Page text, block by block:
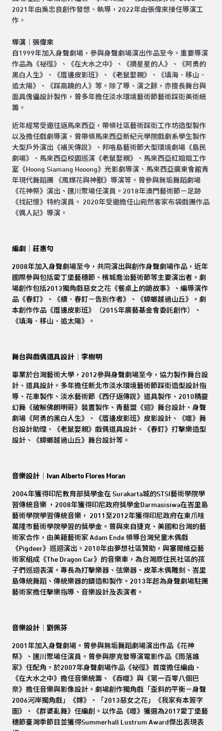
2021年由吳忠良創作發想、執導，2022年由張偉來接任導演工
作。
導演｜張偉來
自1999年加入身聲劇場，參與身聲劇場演出作品至今。重要導演
作品為《祕徑》、《在大水之中》、《摘星星的人》、《阿勇的
黑白人生》、《厝邊皮影班》、《老鼠娶親》、《填海．移山．
追太陽》、《踩高蹺的人》等。除了導、演之餘，亦擅長舞台與
面具傀儡設計製作，曾多年擔任淡水環境藝術節藝術踩街美術統
籌。
近年經常受邀往返馬來西亞，帶領社區藝術踩街工作坊造型製作
以及擔任戲劇導演，曾帶領馬來西亞新紀元學院戲劇系學生製作
大型戶外演出《補天傳說》、邦咯島藝術節大型環境劇場《島民
劇場》、馬來西亞校園巡演《老鼠娶親》、馬來西亞紅姐姐工作
室《Hoong Siamang Hooong》光影劇導演、馬來西亞廣東會館青
年現代舞蹈團 《風媒花與神獸》導演等。曾參與無垢舞蹈劇場
《花神祭》演出、匯川聚場任演員。2018年澳門藝術節－足跡
《找記憶》特約演員。 2020年受邀擔任山宛然客家布袋戲團作品
《偶人記》導演。
編劇 莊惠勻
2008年加入身聲劇場至今，共同演出與創作身聲劇場作品，近年
國際參與包括愛丁堡藝穗節、檳城喬治藝術節等主要演出者。劇
場創作包括2013獨角戲惡女之花《餐桌上的詭故事》、編導演作
品《春釘》、《續．春釘－告別作者》、《蟑螂越過山丘》。劇
本創作作品《厝邊皮影班》（2015年廣藝基金會委託創作）、
《填海．移山．追太陽》。
舞台與戲偶道具設計 李樹明
畢業於台灣藝術大學，2012參與身聲劇場至今，協力製作舞台設
計、道具設計。多年擔任新北市淡水環境藝術節踩街造型設計指
導、花車製作、淡水藝術節《西仔返傳說》道具製作、2010精靈
幻舞《破解佛朗明哥》裝置製作、青藝盟《迴》舞台設計、身聲
劇場《阿勇的黑白人生》、《厝邊皮影班》皮影設計、《噬》舞
台設計助理、《老鼠娶親》戲偶道具設計、《春釘》打擊樂造型
設計、《蟑螂越過山丘》舞台設計等。
音樂設計 Ivan Alberto Flores Moran
2004年獲得印尼教育部獎學金在 Surakarta城的STSI藝術學院學
習傳統音樂 ，2008年獲得印尼政府獎學金Darmasisiwa在峇里島
藝術學院學習傳統音樂， 2011至2012年獲得印尼政府在東爪哇
萬隆市藝術學院學習的獎學金。曾與來自捷克、美國和台灣的藝
術家合作，由美籍藝術家 Adam Ende 領導台灣兒童木偶戲
《Pigdeer》巡迴演出。2010年由夢想社區贊助，與塞爾維亞藝
術家組成《The Dragon Car》的音樂車，為台灣原住民社區的孩
子們巡迴表演。專長為打擊樂器、弦樂器、皮革木偶雕刻、峇里
島傳統舞蹈、傳統樂器的鑄造和製作。2013年起為身聲劇場駐團
藝術家擔任擊樂指導、音樂設計及表演者。
音樂設計 劉佩芬
2001 年加入身聲劇場。曾參與無垢舞蹈劇場演出作品《花神
祭》、匯川聚場任演員。曾參與廖克發導演電影作品《雨落誰
家》任配角。於2007年身聲劇場作品《祕徑》首度擔任編曲、
《在大水之中》擔任音樂統籌、《吞噬》與《第一百零八個巴
奈》擔任音樂與影像設計。劇場創作獨角戲「歪斜的平衡－身聲
2006河岸獨角戲」《嫁》、「2013惡女之花」《我家有本簽字
圖》、《群婆亂舞》任編創。以作品《噬》獲選為2017愛丁堡藝
穗節臺灣季節目並獲得Summerhall Lustrum Award傑出表現表